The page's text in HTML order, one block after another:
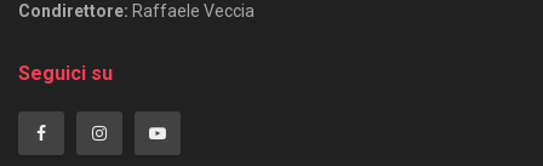
Condirettore: Raffaele Veccia
Seguici su